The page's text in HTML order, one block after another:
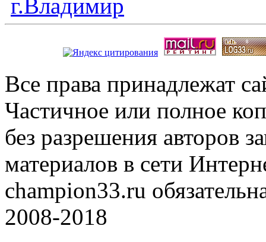
Все права принадлежат
Частичное или полное
без разрешения авторов
материалов в сети
champion33.ru
2008-2018